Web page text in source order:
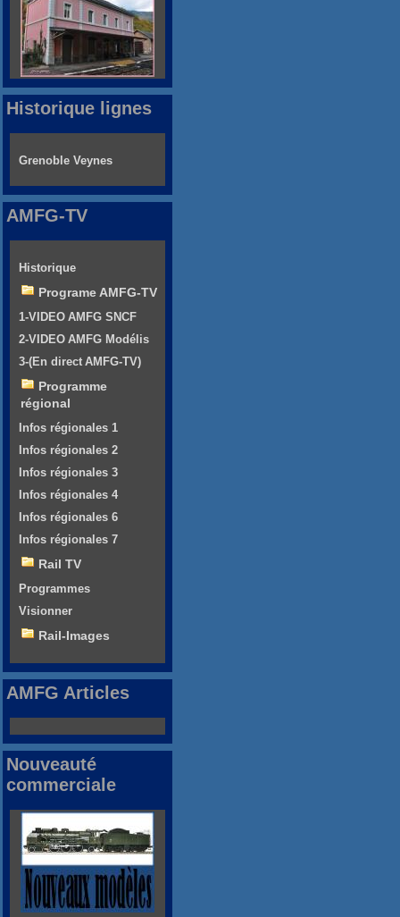
Historique lignes
Grenoble Veynes
AMFG-TV
Historique
Programe AMFG-TV
1-VIDEO AMFG SNCF
2-VIDEO AMFG Modélis
3-(En direct AMFG-TV)
Programme
régional
Infos régionales 1
Infos régionales 2
Infos régionales 3
Infos régionales 4
Infos régionales 6
Infos régionales 7
Rail TV
Programmes
Visionner
Rail-Images
AMFG Articles
Nouveauté
commerciale